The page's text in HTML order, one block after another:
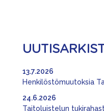
Henkilöstömuutoksia
13.7.2026
Taitoluistelun
24.6.2026